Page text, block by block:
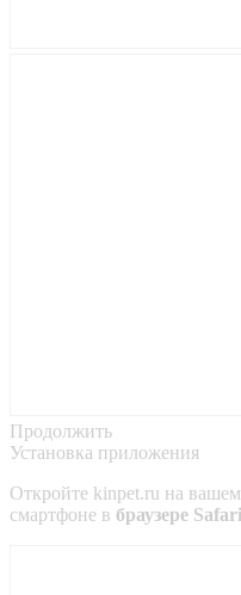
Продолжить
Установка приложения
Откройте kinpet.ru на вашем
смартфоне в браузере Safari